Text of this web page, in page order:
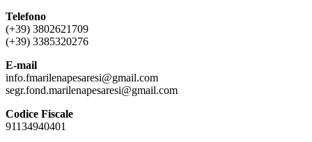
Telefono
(+39) 3802621709
(+39) 3385320276
E-mail
info.fmarilenapesaresi@gmail.com
segr.fond.marilenapesaresi@gmail.com
Codice Fiscale
91134940401